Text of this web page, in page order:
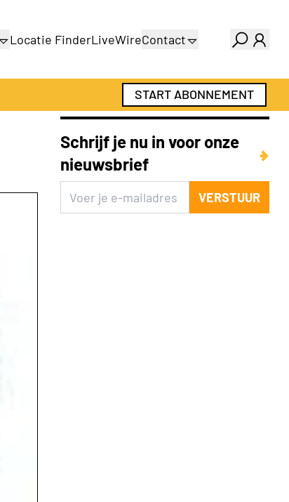
Locatie FinderLiveWireContact
Adverteren
Abonnementen
START ABONNEMENT
Schrijf je nu in voor onze
nieuwsbrief
VERSTUUR